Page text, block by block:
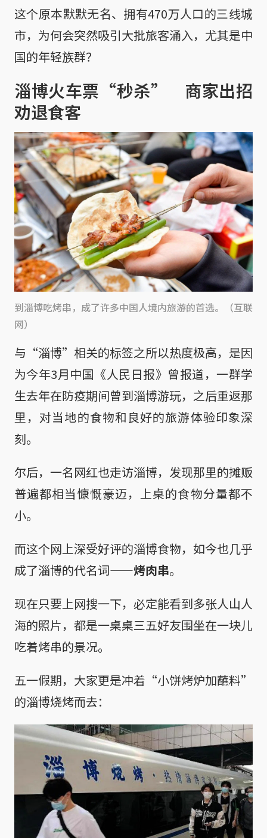
这个原本默默无名、拥有470万人口的三线城
市，为何会突然吸引大批旅客涌入，尤其是中
国的年轻族群？
淄博火车票“秒杀” 商家出招
劝退食客
到淄博吃烤串，成了许多中国人境内旅游的首选。（互联
网）
与“淄博”相关的标签之所以热度极高，是因
为今年3月中国《人民日报》曾报道，一群学
生去年在防疫期间曾到淄博游玩，之后重返那
里，对当地的食物和良好的旅游体验印象深
刻。
尔后，一名网红也走访淄博，发现那里的摊贩
普遍都相当慷慨豪迈，上桌的食物分量都不
小。
而这个网上深受好评的淄博食物，如今也几乎
成了淄博的代名词——烤肉串。
现在只要上网搜一下，必定能看到多张人山人
海的照片，都是一桌桌三五好友围坐在一块儿
吃着烤串的景况。
五一假期，大家更是冲着“小饼烤炉加蘸料”
的淄博烧烤而去：